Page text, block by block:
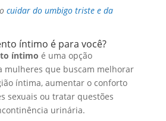
cuidar do umbigo triste e da
íntimo é para você?
íntimo é uma opção
mulheres que buscam melhorar
íntima, aumentar o conforto
sexuais ou tratar questões
urinária.